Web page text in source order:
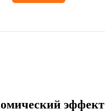
эффект